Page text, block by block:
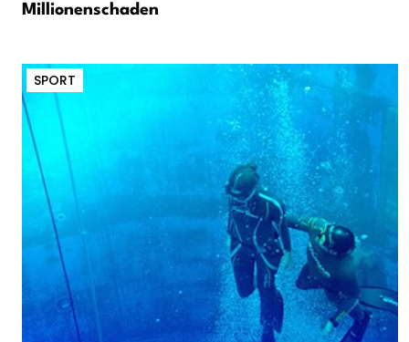
Millionenschaden
SPORT